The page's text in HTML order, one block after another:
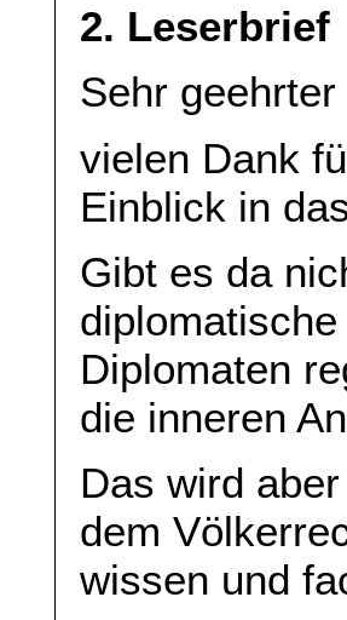
2. Leserbrief
Sehr
vielen Dank
Einblick in
Gibt es da
Diplomaten
die inneren
Das wird
dem
wissen und